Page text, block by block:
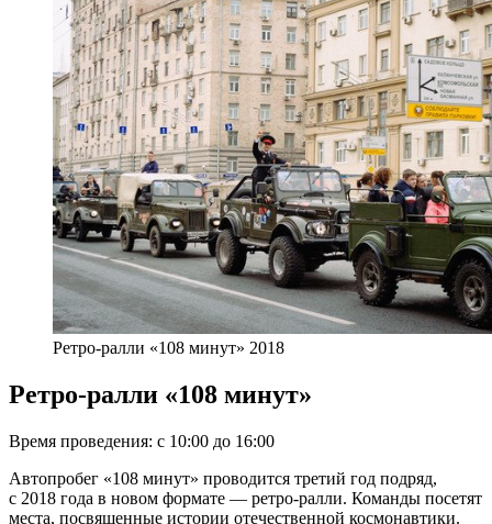
Ретро-ралли «108 минут» 2018
Ретро-ралли «108 минут»
Время проведения: с 10:00 до 16:00
Автопробег «108 минут» проводится третий год подряд,
с 2018 года в новом формате — ретро-ралли. Команды посетят
места, посвященные истории отечественной космонавтики.